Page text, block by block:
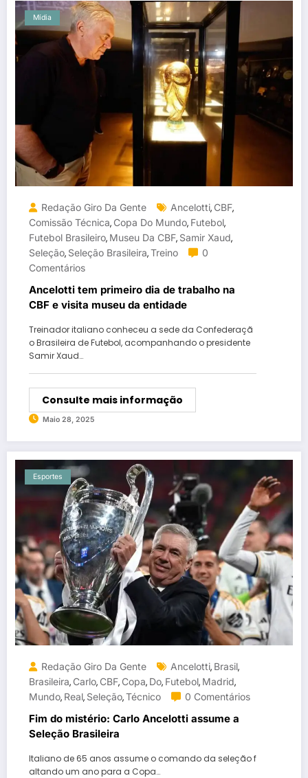
Mídia
Redação Giro Da Gente Ancelotti, CBF,
Comissão Técnica, Copa Do Mundo, Futebol,
Futebol Brasileiro, Museu Da CBF, Samir Xaud,
Seleção, Seleção Brasileira,Treino
0
Comentários
Ancelotti tem primeiro dia de trabalho na
CBF e visita museu da entidade
Treinador italiano conheceu a sede da Confederaçã
o Brasileira de Futebol, acompanhando o presidente
Samir Xaud…
Consulte mais informação
Maio 28, 2025
Esportes
Redação Giro Da Gente Ancelotti, Brasil,
Brasileira, Carlo, CBF, Copa, Do, Futebol, Madrid,
Mundo, Real, Seleção,Técnico 0 Comentários
Fim do mistério: Carlo Ancelotti assume a
Seleção Brasileira
Italiano de 65 anos assume o comando da seleção f
altando um ano para a Copa…